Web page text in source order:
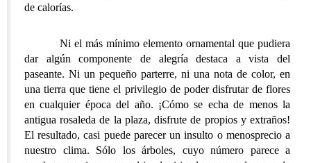
de calorías.
Ni el más mínimo elemento ornamental que pudiera
dar algún componente de alegría destaca a vista del
paseante. Ni un pequeño parterre, ni una nota de color, en
una tierra que tiene el privilegio de poder disfrutar de flores
en cualquier época del año. ¡Cómo se echa de menos la
antigua rosaleda de la plaza, disfrute de propios y extraños!
El resultado, casi puede parecer un insulto o menosprecio a
nuestro clima. Sólo los árboles, cuyo número parece a